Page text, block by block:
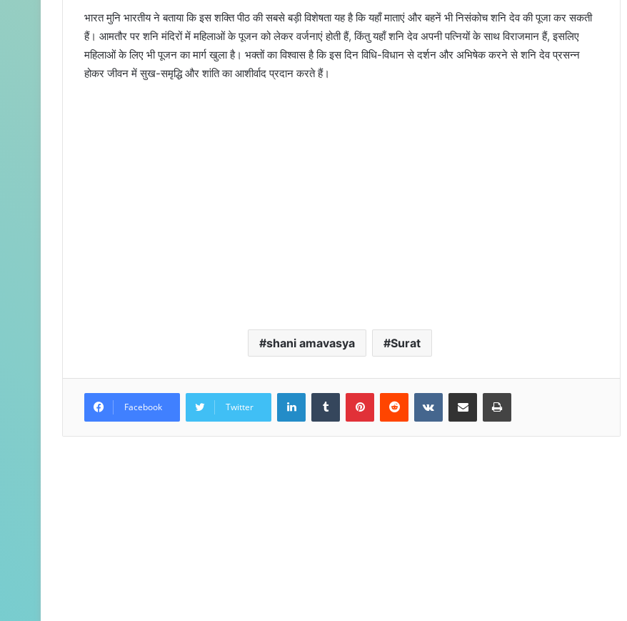
भारत मुनि भारतीय ने बताया कि ​इस शक्ति पीठ की सबसे बड़ी विशेषता यह है कि यहाँ माताएं और बहनें भी निसंकोच शनि देव की पूजा कर सकती
हैं। आमतौर पर शनि मंदिरों में महिलाओं के पूजन को लेकर वर्जनाएं होती हैं, किंतु यहाँ शनि देव अपनी पत्नियों के साथ विराजमान हैं, इसलिए
महिलाओं के लिए भी पूजन का मार्ग खुला है। भक्तों का विश्वास है कि इस दिन विधि-विधान से दर्शन और अभिषेक करने से शनि देव प्रसन्न
होकर जीवन में सुख-समृद्धि और शांति का आशीर्वाद प्रदान करते हैं।
shani amavasya Surat
Facebook Twitter